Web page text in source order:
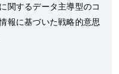
関するデータ主導型のコ
報に基づいた戦略的意思